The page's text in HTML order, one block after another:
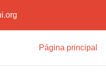
Página principal